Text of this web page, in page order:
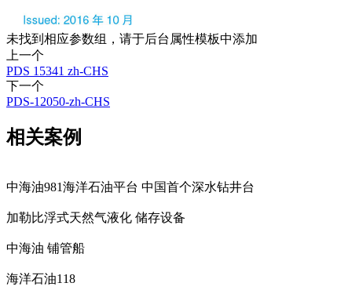
未找到相应参数组，请于后台属性模板中添加
上一个
PDS 15341 zh-CHS
下一个
PDS-12050-zh-CHS
相关案例
中海油981海洋石油平台 中国首个深水钻井台
加勒比浮式天然气液化 储存设备
中海油 铺管船
海洋石油118